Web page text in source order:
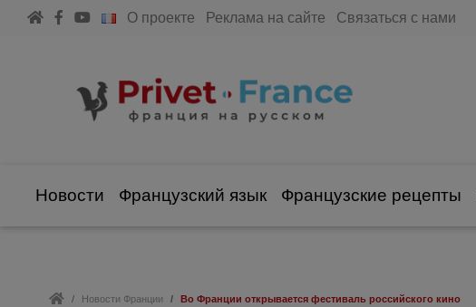
О проекте Реклама на сайте Связаться с нами
Новости Французский язык Французские рецепты
Новости Франции Во Франции открывается фестиваль российского кино